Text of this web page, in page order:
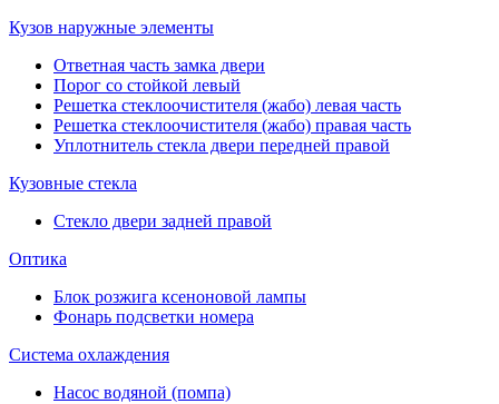
Кузов наружные элементы
Ответная часть замка двери
Порог со стойкой левый
Решетка стеклоочистителя (жабо) левая часть
Решетка стеклоочистителя (жабо) правая часть
Уплотнитель стекла двери передней правой
Кузовные стекла
Стекло двери задней правой
Оптика
Блок розжига ксеноновой лампы
Фонарь подсветки номера
Система охлаждения
Насос водяной (помпа)